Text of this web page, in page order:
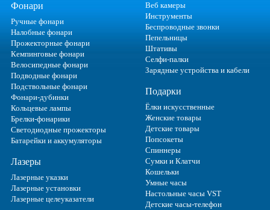
Фонари
Ручные фонари
Налобные фонари
Прожекторные фонари
Кемпинговые фонари
Велосипедные фонари
Подводные фонари
Подствольные фонари
Фонари-дубинки
Кольцевые лампы
Брелки-фонарики
Светодиодные прожекторы
Батарейки и аккумуляторы
Лазеры
Лазерные указки
Лазерные установки
Лазерные целеуказатели
Веб камеры
Инструменты
Беспроводные звонки
Пепельницы
Штативы
Селфи-палки
Зарядные устройства и кабели
Подарки
Ёлки искусственные
Женские товары
Детские товары
Попсокеты
Спиннеры
Сумки и Клатчи
Кошельки
Умные часы
Настольные часы VST
Детские часы-телефон